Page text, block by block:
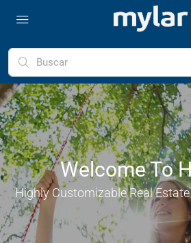
Welcome To
Highly Customizable Real